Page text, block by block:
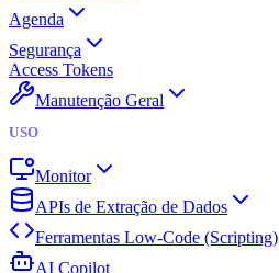
Agenda
Segurança
Access Tokens
Manutenção Geral
USO
Monitor
APIs de Extração de Dados
Ferramentas Low-Code (Scripting)
AI Copilot